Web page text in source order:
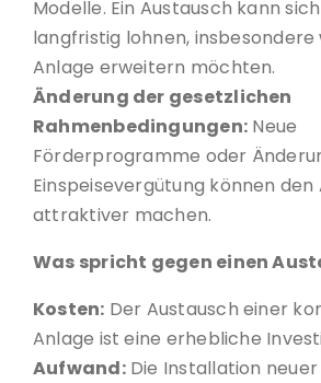
Modelle. Ein Austausch kann
langfristig lohnen, insbesondere
Anlage erweitern möchten.
Änderung der gesetzlichen
Rahmenbedingungen: Neue
Förderprogramme oder
Einspeisevergütung können den
attraktiver machen.
Was spricht gegen einen
Kosten: Der Austausch einer
Anlage ist eine erhebliche
Aufwand:Die Installation